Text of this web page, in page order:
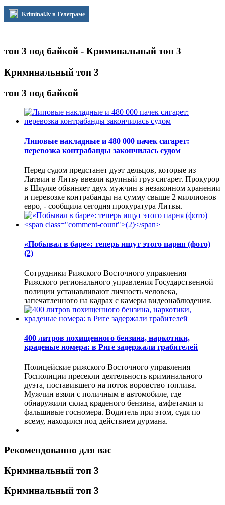
Kriminal.lv в Телеграме
топ 3 под байкой - Криминальный топ 3
Криминальный топ 3
топ 3 под байкой
Липовые накладные и 480 000 пачек сигарет:
перевозка контрабанды закончилась судом
Перед судом предстанет дуэт дельцов, которые из
Латвии в Литву ввезли крупный груз сигарет. Прокурор
в Шяуляе обвиняет двух мужчин в незаконном хранении
и перевозке контрабанды на сумму свыше 2 миллионов
евро, - сообщила сегодня прокуратура Литвы.
«Побывал в баре»: теперь ищут этого парня (фото)
(2)
Сотрудники Рижского Восточного управления
Рижского регионального управления Государственной
полиции устанавливают личность человека,
запечатленного на кадрах с камеры видеонаблюдения.
400 литров похищенного бензина, наркотики,
краденые номера: в Риге задержали грабителей
Полицейские рижского Восточного управления
Госполиции пресекли деятельность криминального
дуэта, поставившего на поток воровство топлива.
Мужчин взяли с поличным в автомобиле, где
обнаружили склад краденого бензина, амфетамин и
фальшивые госномера. Водитель при этом, судя по
всему, находился под действием дурмана.
Рекомендованно для вас
Криминальный топ 3
Криминальный топ 3